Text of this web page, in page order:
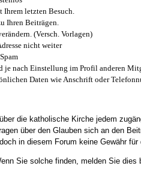
Ihrem letzten Besuch.
Ihren Beiträgen.
(Versch. Vorlagen)
nicht weiter
je nach Einstellung im Profil anderen
Daten wie Anschrift oder
die katholische Kirche jedem
über den Glauben sich an den
in diesem Forum keine Gewähr
Sie solche finden, melden Sie